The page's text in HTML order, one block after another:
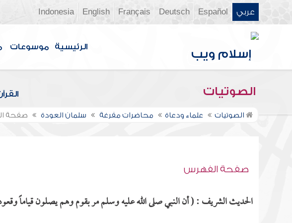
عربي Español
Deutsch
Français
English
Indonesia
الرئيسية موسوعات
الصوتيات
الصوتيات علماء ودعاة محاضرات مفرغة سلمان العودة صفحة
صفحة الفهرس
الحديث الشريف : ( أن النبي صلى الله عليه وسلم مر بقوم وهم يصلون قياماً